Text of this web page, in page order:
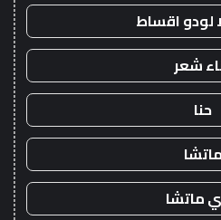
لودو اقساط
شعر
حنا
ماتشا
ماتشا